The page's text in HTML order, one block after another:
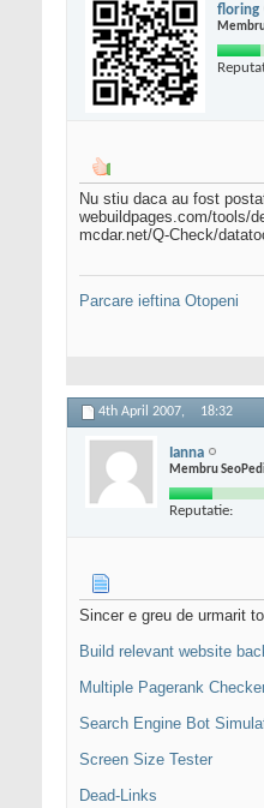
floring
Nu stiu daca au fost
webuildpages.com/tools/
mcdar.net/Q-Check/
Parcare ieftina Otopeni
4th April 2007, 18:32
Ianna
Membru
Reputatie:
Sincer e greu de urmarit
Build relevant website
Multiple Pagerank
Search Engine Bot
Screen Size Tester
Dead-Links